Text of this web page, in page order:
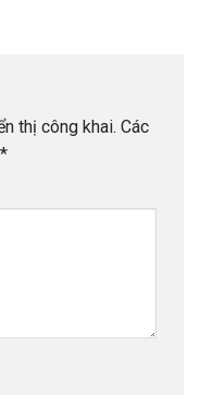
thị công khai. Các
*